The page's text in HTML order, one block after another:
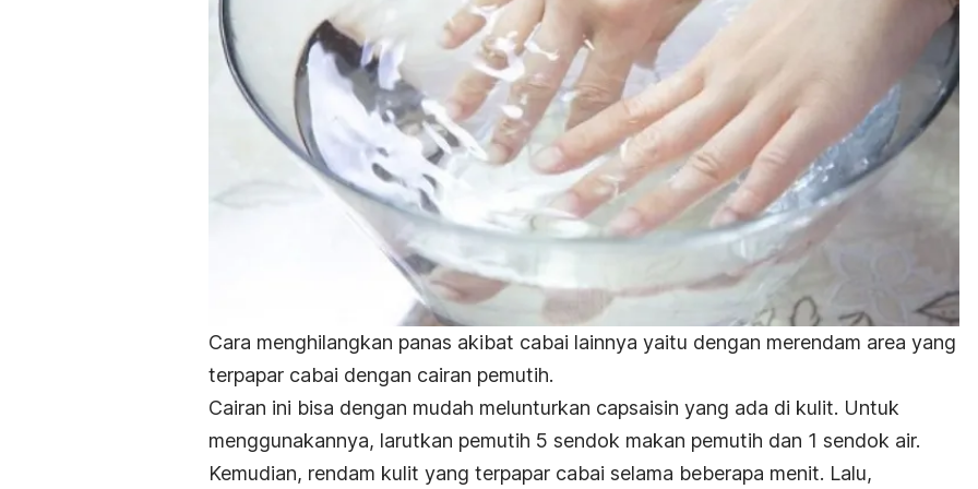
Cara menghilangkan panas akibat cabai lainnya yaitu dengan merendam area yang
terpapar cabai dengan cairan pemutih.
Cairan ini bisa dengan mudah melunturkan capsaisin yang ada di kulit. Untuk
menggunakannya, larutkan pemutih 5 sendok makan pemutih dan 1 sendok air.
Kemudian, rendam kulit yang terpapar cabai selama beberapa menit. Lalu,